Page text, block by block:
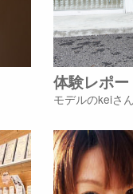
体験レポー
モデルのkeiさ